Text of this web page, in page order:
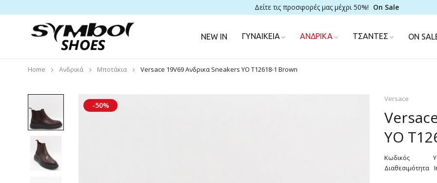
Δείτε τις προσφορές μας μέχρι 50%! On Sale
NEW IN ΓΥΝΑΙΚΕΙΑ ΑΝΔΡΙΚΑ ΤΣΑΝΤΕΣ ON
Home Ανδρικά Μποτάκια Versace 19V69 Ανδρικα Sneakers YO T12618-1 Brown
-50%
Versace
YO
Κωδικός
Διαθεσιμότητα